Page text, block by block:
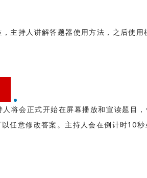
主持人讲解答题器使用方法，之后使
人将会正式开始在屏幕播放和宣读题目
任意修改答案。主持人会在倒计时10